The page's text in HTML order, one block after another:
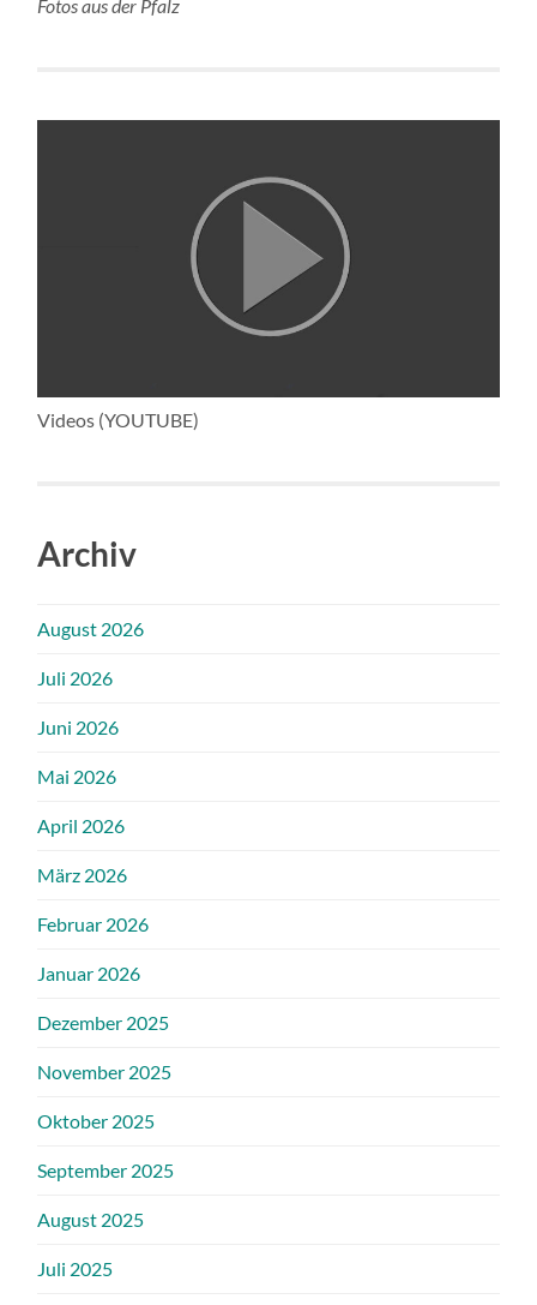
Fotos aus der Pfalz
Videos (YOUTUBE)
Archiv
August 2026
Juli 2026
Juni 2026
Mai 2026
April 2026
März 2026
Februar 2026
Januar 2026
Dezember 2025
November 2025
Oktober 2025
September 2025
August 2025
Juli 2025